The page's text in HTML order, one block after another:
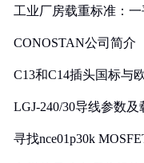
工业厂房载重标准：
CONOSTAN公司简介
C13和C14插头国标与
LGJ-240/30导线参数
寻找nce01p30k